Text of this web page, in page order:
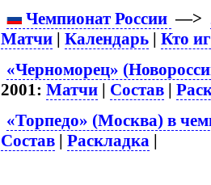
Чемпионат России —>
Матчи |Календарь |Кто
«Черноморец»
2001:Матчи | Состав |
«Торпедо» (Москва) в
Состав |Раскладка |